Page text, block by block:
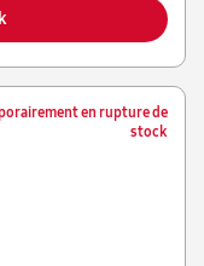
en rupture de
stock